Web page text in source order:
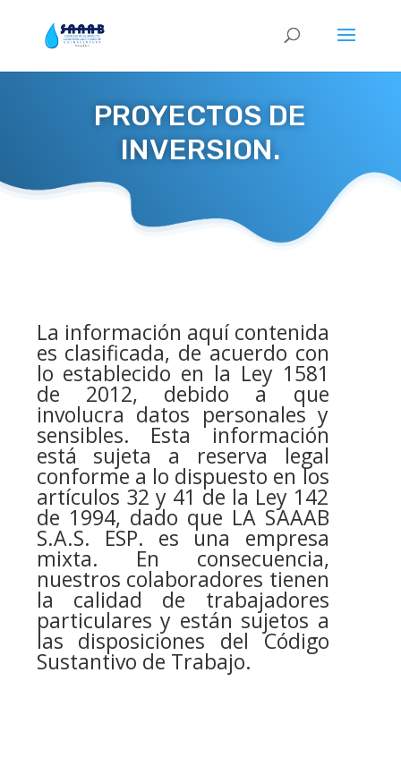
PROYECTOS DE
INVERSION.
La información aquí contenida
es clasificada, de acuerdo con
lo establecido en la Ley 1581
de 2012, debido a que
involucra datos personales y
sensibles. Esta información
está sujeta a reserva legal
conforme a lo dispuesto en los
artículos 32 y 41 de la Ley 142
de 1994, dado que LA SAAAB
S.A.S. ESP. es una empresa
mixta. En consecuencia,
nuestros colaboradores tienen
la calidad de trabajadores
particulares y están sujetos a
las disposiciones del Código
Sustantivo de Trabajo.